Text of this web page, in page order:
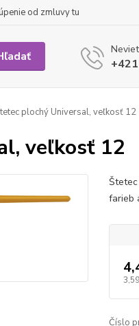
od zmluvy tu
plochý Universal, veľkosť 12
veľkosť 12
farieb
Číslo